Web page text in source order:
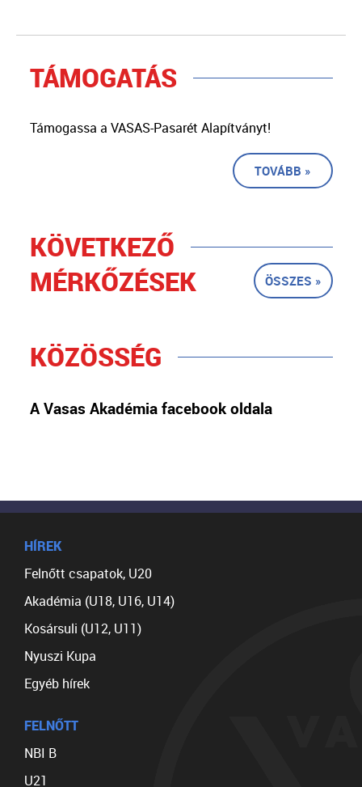
TÁMOGATÁS
Támogassa a VASAS-Pasarét Alapítványt!
TOVÁBB »
KÖVETKEZŐ
MÉRKŐZÉSEK
ÖSSZES »
KÖZÖSSÉG
A Vasas Akadémia facebook oldala
HÍREK
Felnőtt csapatok, U20
Akadémia (U18, U16, U14)
Kosársuli (U12, U11)
Nyuszi Kupa
Egyéb hírek
FELNŐTT
NBI B
U21